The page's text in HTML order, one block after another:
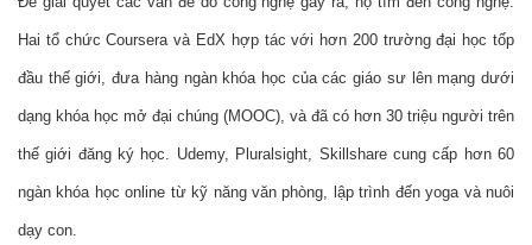
Hai tổ chức Coursera và EdX hợp tác với hơn 200 trường đại học tốp
đầu thế giới, đưa hàng ngàn khóa học của các giáo sư lên mạng dưới
dạng khóa học mở đại chúng (MOOC), và đã có hơn 30 triệu người trên
thế giới đăng ký học. Udemy, Pluralsight, Skillshare cung cấp hơn 60
ngàn khóa học online từ kỹ năng văn phòng, lập trình đến yoga và nuôi
dạy con.